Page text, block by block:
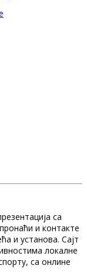
са
и контакте
и установа. Сајт
локалне
са онлине